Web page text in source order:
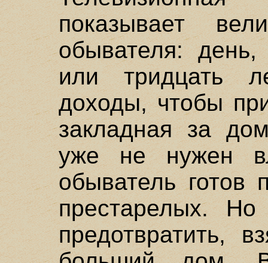
показывает
обывателя:
или тридцать
доходы, чтобы
закладная за
уже не нужен
обыватель готов
престарелых.
предотвратить,